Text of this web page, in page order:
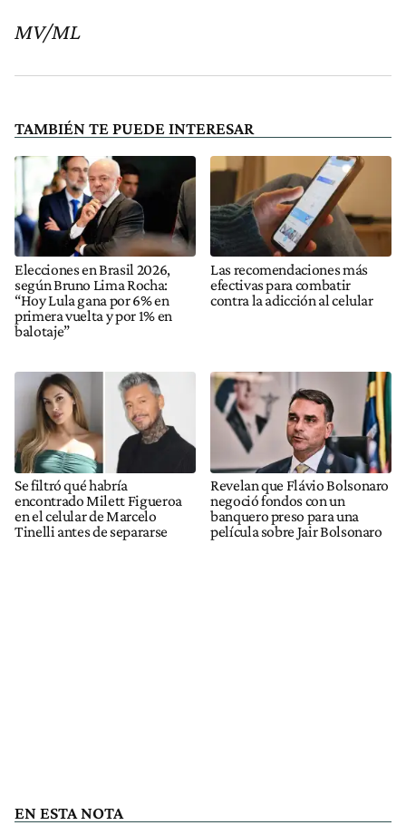
MV/ML
TAMBIÉN TE PUEDE INTERESAR
Elecciones en Brasil 2026,
según Bruno Lima Rocha:
“Hoy Lula gana por 6% en
primera vuelta y por 1% en
balotaje”
Las recomendaciones más
efectivas para combatir
contra la adicción al celular
Se filtró qué habría
encontrado Milett Figueroa
en el celular de Marcelo
Tinelli antes de separarse
Revelan que Flávio Bolsonaro
negoció fondos con un
banquero preso para una
película sobre Jair Bolsonaro
EN ESTA NOTA